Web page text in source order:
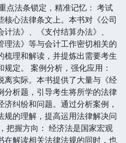
点法条锁定，精准记忆： 考试
核心法律条文上。本书对《公司
法》、《支付结算办法》、
理法》等与会计工作密切相关的
梳理和解读，并提炼出需要考生
定。 案例分析，强化应用：
离实际。本书提供了大量与《经
分析题，引导考生将所学的法律
纠纷和问题。通过分析案例，
规的理解，提高运用法律解决问
把握方向： 经济法是国家宏观
在解读相关法律法规的同时，也